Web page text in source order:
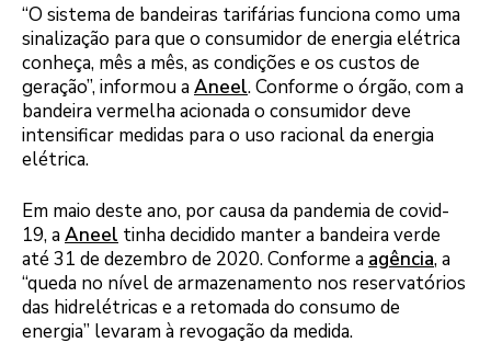
“O sistema de bandeiras tarifárias funciona como uma
sinalização para que o consumidor de energia elétrica
conheça, mês a mês, as condições e os custos de
geração”, informou aAneel. Conforme o órgão, com a
bandeira vermelha acionada o consumidor deve
intensificar medidas para o uso racional da energia
elétrica.
Em maio deste ano, por causa da pandemia de covid-
19, aAneel tinha decidido manter a bandeira verde
até 31 de dezembro de 2020. Conforme a agência, a
“queda no nível de armazenamento nos reservatórios
das hidrelétricas e a retomada do consumo de
energia” levaram à revogação da medida.